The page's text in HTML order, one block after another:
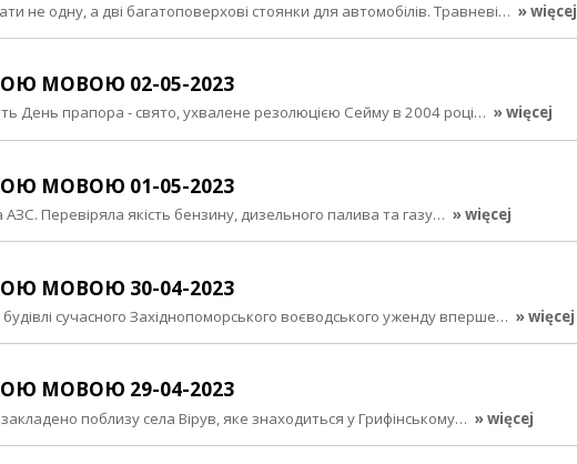
не одну, а дві багатоповерхові стоянки для автомобілів. Травневі… » więcej
МОВОЮ 02-05-2023
День прапора - свято, ухвалене резолюцією Сейму в 2004 році… » więcej
МОВОЮ 01-05-2023
АЗС. Перевіряла якість бензину, дизельного палива та газу… » więcej
МОВОЮ 30-04-2023
сучасного Західнопоморського воєводського уженду вперше… » więcej
МОВОЮ 29-04-2023
закладено поблизу села Вірув, яке знаходиться у Грифінському… » więcej